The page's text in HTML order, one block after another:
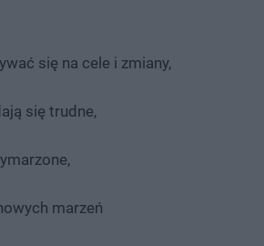
się na cele i zmiany,
się trudne,
marzeń